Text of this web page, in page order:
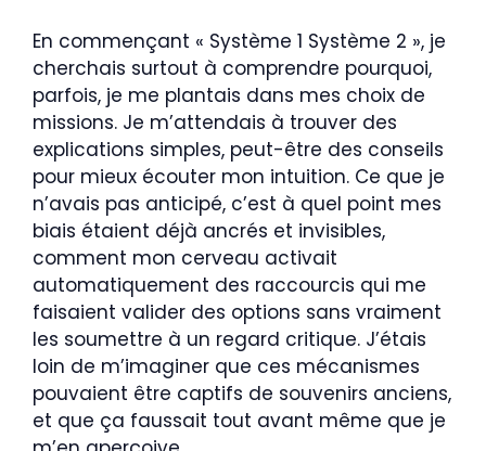
En commençant « Système 1 Système 2 », je
cherchais surtout à comprendre pourquoi,
parfois, je me plantais dans mes choix de
missions. Je m’attendais à trouver des
explications simples, peut-être des conseils
pour mieux écouter mon intuition. Ce que je
n’avais pas anticipé, c’est à quel point mes
biais étaient déjà ancrés et invisibles,
comment mon cerveau activait
automatiquement des raccourcis qui me
faisaient valider des options sans vraiment
les soumettre à un regard critique. J’étais
loin de m’imaginer que ces mécanismes
pouvaient être captifs de souvenirs anciens,
et que ça faussait tout avant même que je